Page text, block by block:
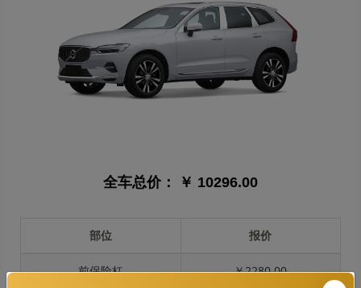
全车总价： ￥ 10296.00
部位 报价
前保险杠 ￥2280.00